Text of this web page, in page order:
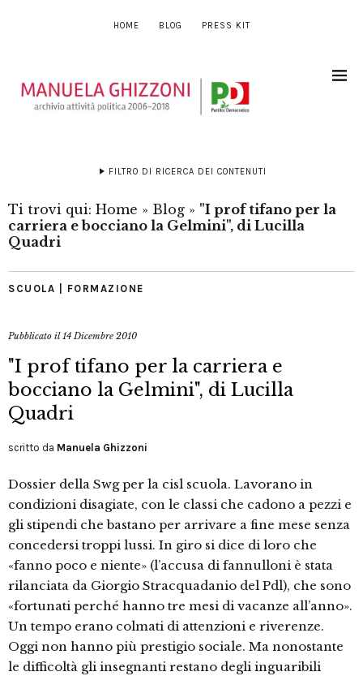
HOME BLOG PRESS KIT
FILTRO DI RICERCA DEI CONTENUTI
Ti trovi qui: Home » Blog » "I prof tifano per la
carriera e bocciano la Gelmini", di Lucilla
Quadri
SCUOLA | FORMAZIONE
Pubblicato il14 Dicembre 2010
"I prof tifano per la carriera e
bocciano la Gelmini", di Lucilla
Quadri
scritto da Manuela Ghizzoni
Dossier della Swg per la cisl scuola. Lavorano in
condizioni disagiate, con le classi che cadono a pezzi e
gli stipendi che bastano per arrivare a fine mese senza
concedersi troppi lussi. In giro si dice di loro che
«fanno poco e niente» (l’accusa di fannulloni è stata
rilanciata da Giorgio Stracquadanio del Pdl), che sono
«fortunati perché hanno tre mesi di vacanze all’anno».
Un tempo erano colmati di attenzioni e riverenze.
Oggi non hanno più prestigio sociale. Ma nonostante
le difficoltà gli insegnanti restano degli inguaribili